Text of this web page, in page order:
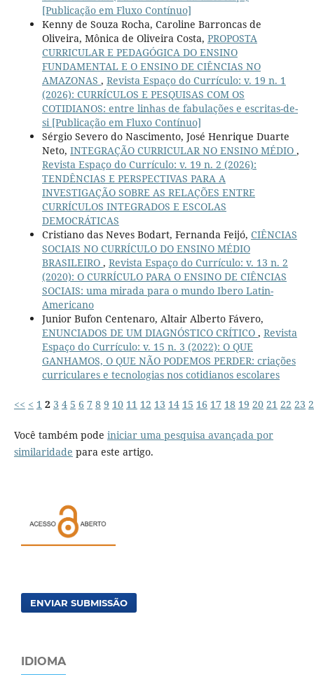
[Publicação em Fluxo Contínuo]
Kenny de Souza Rocha, Caroline Barroncas de
Oliveira, Mônica de Oliveira Costa, PROPOSTA
CURRICULAR E PEDAGÓGICA DO ENSINO
FUNDAMENTAL E O ENSINO DE CIÊNCIAS NO
AMAZONAS , Revista Espaço do Currículo: v. 19 n. 1
(2026): CURRÍCULOS E PESQUISAS COM OS
COTIDIANOS: entre linhas de fabulações e escritas-de-
si [Publicação em Fluxo Contínuo]
Sérgio Severo do Nascimento, José Henrique Duarte
Neto, INTEGRAÇÃO CURRICULAR NO ENSINO MÉDIO ,
Revista Espaço do Currículo: v. 19 n. 2 (2026):
TENDÊNCIAS E PERSPECTIVAS PARA A
INVESTIGAÇÃO SOBRE AS RELAÇÕES ENTRE
CURRÍCULOS INTEGRADOS E ESCOLAS
DEMOCRÁTICAS
Cristiano das Neves Bodart, Fernanda Feijó, CIÊNCIAS
SOCIAIS NO CURRÍCULO DO ENSINO MÉDIO
BRASILEIRO , Revista Espaço do Currículo: v. 13 n. 2
(2020): O CURRÍCULO PARA O ENSINO DE CIÊNCIAS
SOCIAIS: uma mirada para o mundo Ibero Latin-
Americano
Junior Bufon Centenaro, Altair Alberto Fávero,
ENUNCIADOS DE UM DIAGNÓSTICO CRÍTICO , Revista
Espaço do Currículo: v. 15 n. 3 (2022): O QUE
GANHAMOS, O QUE NÃO PODEMOS PERDER: criações
curriculares e tecnologias nos cotidianos escolares
<< < 1 2 3 4 5 6 7 8 9 10 11 12 13 14 15 16 17 18 19 20 21 22 23
Você também pode iniciar uma pesquisa avançada por
similaridade para este artigo.
ENVIAR SUBMISSÃO
IDIOMA